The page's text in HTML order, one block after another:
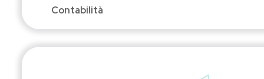
Contabilità